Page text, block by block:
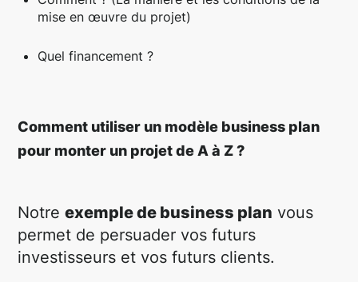
mise en œuvre du projet)
Quel financement ?
Comment utiliser un modèle business plan
pour monter un projet de A à Z ?
Notreexemple de business plan vous
permet de persuader vos futurs
investisseurs et vos futurs clients.